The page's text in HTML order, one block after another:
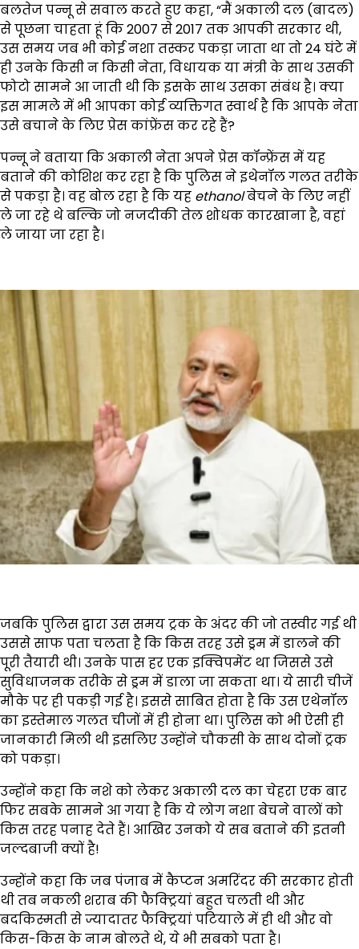
बलतेज पन्नू से सवाल करते हुए कहा, “मैं अकाली दल (बादल)
से पूछना चाहता हूं कि 2007 से 2017 तक आपकी सरकार थी,
उस समय जब भी कोई नशा तस्कर पकड़ा जाता था तो 24 घंटे में
ही उनके किसी न किसी नेता, विधायक या मंत्री के साथ उसकी
फोटो सामने आ जाती थी कि इसके साथ उसका संबंध है। क्या
इस मामले में भी आपका कोई व्यक्तिगत स्वार्थ है कि आपके नेता
उसे बचाने के लिए प्रेस कांफ्रेंस कर रहे हैं?
पन्नू ने बताया कि अकाली नेता अपने प्रेस कॉन्फ्रेंस में यह
बताने की कोशिश कर रहा है कि पुलिस ने इथेनॉल गलत तरीके
से पकड़ा है। वह बोल रहा है कि यह ethanolबेचने के लिए नहीं
ले जा रहे थे बल्कि जो नजदीकी तेल शोधक कारखाना है, वहां
ले जाया जा रहा है।
जबकि पुलिस द्वारा उस समय ट्रक के अंदर की जो तस्वीर गई थी
उससे साफ पता चलता है कि किस तरह उसे ड्रम में डालने की
पूरी तैयारी थी। उनके पास हर एक इक्विपमेंट था जिससे उसे
सुविधाजनक तरीके से ड्रम में डाला जा सकता था। ये सारी चीजें
मौके पर ही पकड़ी गई है। इससे साबित होता है कि उस एथेनॉल
का इस्तेमाल गलत चीजों में ही होना था। पुलिस को भी ऐसी ही
जानकारी मिली थी इसलिए उन्होंने चौकसी के साथ दोनों ट्रक
को पकड़ा।
उन्होंने कहा कि नशे को लेकर अकाली दल का चेहरा एक बार
फिर सबके सामने आ गया है कि ये लोग नशा बेचने वालों को
किस तरह पनाह देते हैं। आखिर उनको ये सब बताने की इतनी
जल्दबाजी क्यों है!
उन्होंने कहा कि जब पंजाब में कैप्टन अमरिंदर की सरकार होती
थी तब नकली शराब की फैक्ट्रियां बहुत चलती थी और
बदकिस्मती से ज्यादातर फैक्ट्रियां पटियाले में ही थी और वो
किस-किस के नाम बोलते थे, ये भी सबको पता है।